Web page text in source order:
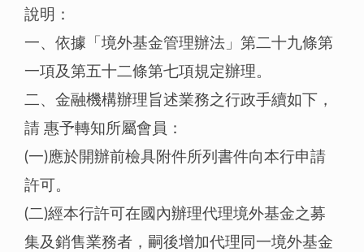
說明：
一、依據「境外基金管理辦法」第二十九條第
一項及第五十二條第七項規定辦理。
二、金融機構辦理旨述業務之行政手續如下，
請 惠予轉知所屬會員：
(一)應於開辦前檢具附件所列書件向本行申請
許可。
(二)經本行許可在國內辦理代理境外基金之募
集及銷售業務者，嗣後增加代理同一境外基金